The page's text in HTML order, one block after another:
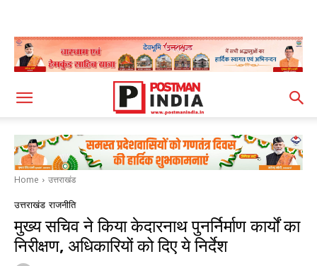
Home उत्तराखंड
उत्तराखंड राजनीति
मुख्य सचिव ने किया केदारनाथ पुनर्निर्माण कार्यों का
निरीक्षण, अधिकारियों को दिए ये निर्देश